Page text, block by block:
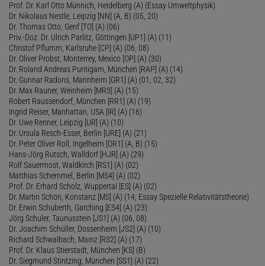
Prof. Dr. Karl Otto Münnich, Heidelberg (A) (Essay Umweltphysik)
Dr. Nikolaus Nestle, Leipzig [NN] (A, B) (05, 20)
Dr. Thomas Otto, Genf [TO] (A) (06)
Priv.-Doz. Dr. Ulrich Parlitz, Göttingen [UP1] (A) (11)
Christof Pflumm, Karlsruhe [CP] (A) (06, 08)
Dr. Oliver Probst, Monterrey, Mexico [OP] (A) (30)
Dr. Roland Andreas Puntigam, München [RAP] (A) (14)
Dr. Gunnar Radons, Mannheim [GR1] (A) (01, 02, 32)
Dr. Max Rauner, Weinheim [MR3] (A) (15)
Robert Raussendorf, München [RR1] (A) (19)
Ingrid Reiser, Manhattan, USA [IR] (A) (16)
Dr. Uwe Renner, Leipzig [UR] (A) (10)
Dr. Ursula Resch-Esser, Berlin [URE] (A) (21)
Dr. Peter Oliver Roll, Ingelheim [OR1] (A, B) (15)
Hans-Jörg Rutsch, Walldorf [HJR] (A) (29)
Rolf Sauermost, Waldkirch [RS1] (A) (02)
Matthias Schemmel, Berlin [MS4] (A) (02)
Prof. Dr. Erhard Scholz, Wuppertal [ES] (A) (02)
Dr. Martin Schön, Konstanz [MS] (A) (14; Essay Spezielle Relativitätstheorie)
Dr. Erwin Schuberth, Garching [ES4] (A) (23)
Jörg Schuler, Taunusstein [JS1] (A) (06, 08)
Dr. Joachim Schüller, Dossenheim [JS2] (A) (10)
Richard Schwalbach, Mainz [RS2] (A) (17)
Prof. Dr. Klaus Stierstadt, München [KS] (B)
Dr. Siegmund Stintzing, München [SS1] (A) (22)